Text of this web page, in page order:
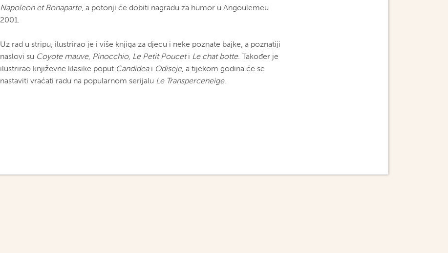
Napoleon et Bonaparte, a potonji će dobiti nagradu za humor u Angoulemeu
2001.
Uz rad u stripu, ilustrirao je i više knjiga za djecu i neke poznate bajke, a poznatiji
naslovi su Coyote mauve, Pinocchio, Le Petit Pouceti Le chat botte. Također je
ilustrirao književne klasike poput Candideai Odiseje, a tijekom godina će se
nastaviti vraćati radu na popularnom serijalu Le Transperceneige.